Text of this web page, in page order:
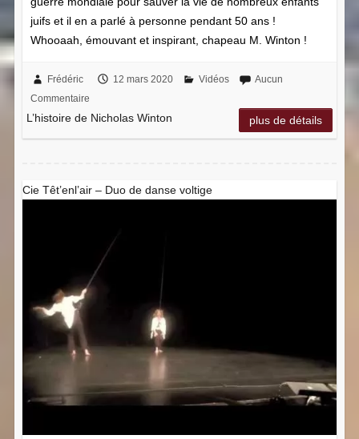
juifs et il en a parlé à personne pendant 50 ans !
Whooaah, émouvant et inspirant, chapeau M. Winton !
Frédéric 12 mars 2020 Vidéos
Aucun
Commentaire
L’histoire de Nicholas Winton plus de détails
Cie Têt’enl’air – Duo de danse voltige